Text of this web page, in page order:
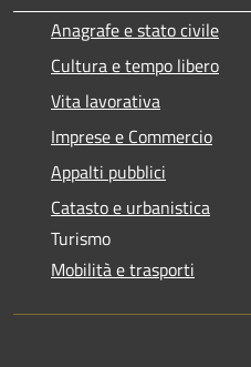
Anagrafe e stato civile
Cultura e tempo libero
Vita lavorativa
Imprese e Commercio
Appalti pubblici
Catasto e urbanistica
Turismo
Mobilità e trasporti